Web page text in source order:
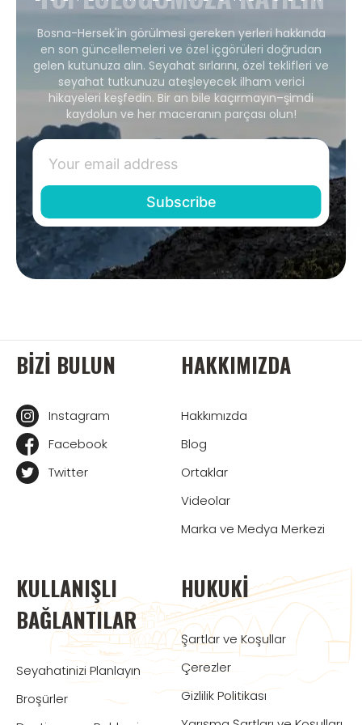
Bosna-Hersek'in görülmesi gereken yerleri hakkında
en son güncellemeleri ve özel içgörüleri doğrudan
gelen kutunuza alın. Seyahat sırlarını, özel teklifleri ve
seyahat tutkunuzu ateşleyecek ilham verici
hikayeleri keşfedin. Bir an bile kaçırmayın–şimdi
kaydolun ve her maceranın parçası olun!
BIZI BULUN
Instagram
Facebook
Twitter
HAKKIMIZDA
Hakkımızda
Blog
Ortaklar
Videolar
Marka ve Medya Merkezi
KULLANIŞLI
BAĞLANTILAR
Seyahatinizi Planlayın
Broşürler
HUKUKI
Şartlar ve Koşullar
Çerezler
Gizlilik Politikası